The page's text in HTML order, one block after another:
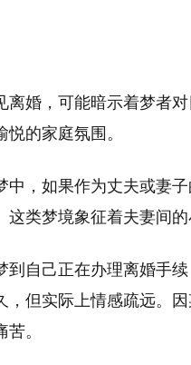
离婚，可能暗示着梦者
悦的家庭氛围。
中，如果作为丈夫或妻
这类梦境象征着夫妻间
到自己正在办理离婚手
，但实际上情感疏远。
。